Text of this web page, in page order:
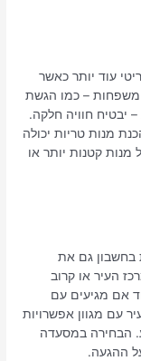
עוד יותר כאשר
משפחות – כמו הגשת
יבטיח חוויה חלקה.
מנות טריות יכולה
קטנות יותר או
גם את
העיר או קרוב
אם מגיעים עם
עם מגוון אפשרויות
הבחירה במסעדה
ההגעה.